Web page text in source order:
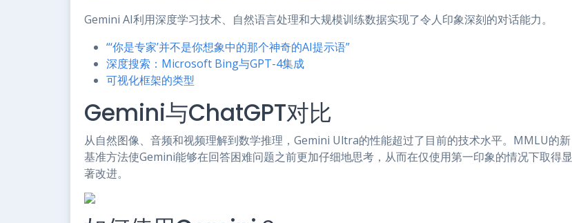
Gemini AI利用深度学习技术、自然语言处理和大规模训练数据实现了令人印象深刻的对话能力。
“‘你是专家’并不是你想象中的那个神奇的AI提示语”
深度搜索：Microsoft Bing与GPT-4集成
可视化框架的类型
Gemini与ChatGPT对比
从自然图像、音频和视频理解到数学推理，Gemini Ultra的性能超过了目前的技术水平。MMLU的新
基准方法使Gemini能够在回答困难问题之前更加仔细地思考，从而在仅使用第一印象的情况下取得显
著改进。